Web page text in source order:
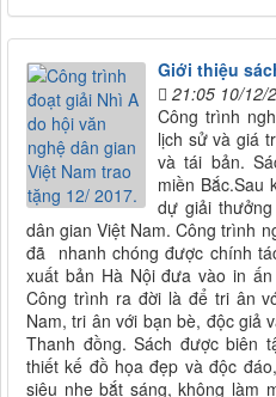
Giới thiệu
21:05 10/12/
Công trình
lịch sử và giá
và tái bản.
miền Bắc.Sau
dự giải
dân gian Việt Nam. Công trình
đã nhanh chóng được chính
xuất bản Hà Nội đưa vào in
Công trình ra đời là để tri ân
Nam, tri ân với bạn bè, độc giả
Thanh đồng. Sách được biên
thiết kế đồ họa đẹp và độc
siêu nhẹ bắt sáng, không làm